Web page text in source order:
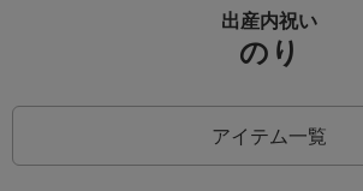
出産内祝い
のり
アイテム一覧